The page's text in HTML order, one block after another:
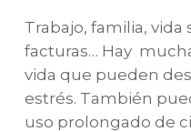
Trabajo, familia, vida
facturas… Hay
vida que pueden
estrés. También
uso prolongado de